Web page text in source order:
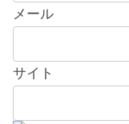
メール
サイト